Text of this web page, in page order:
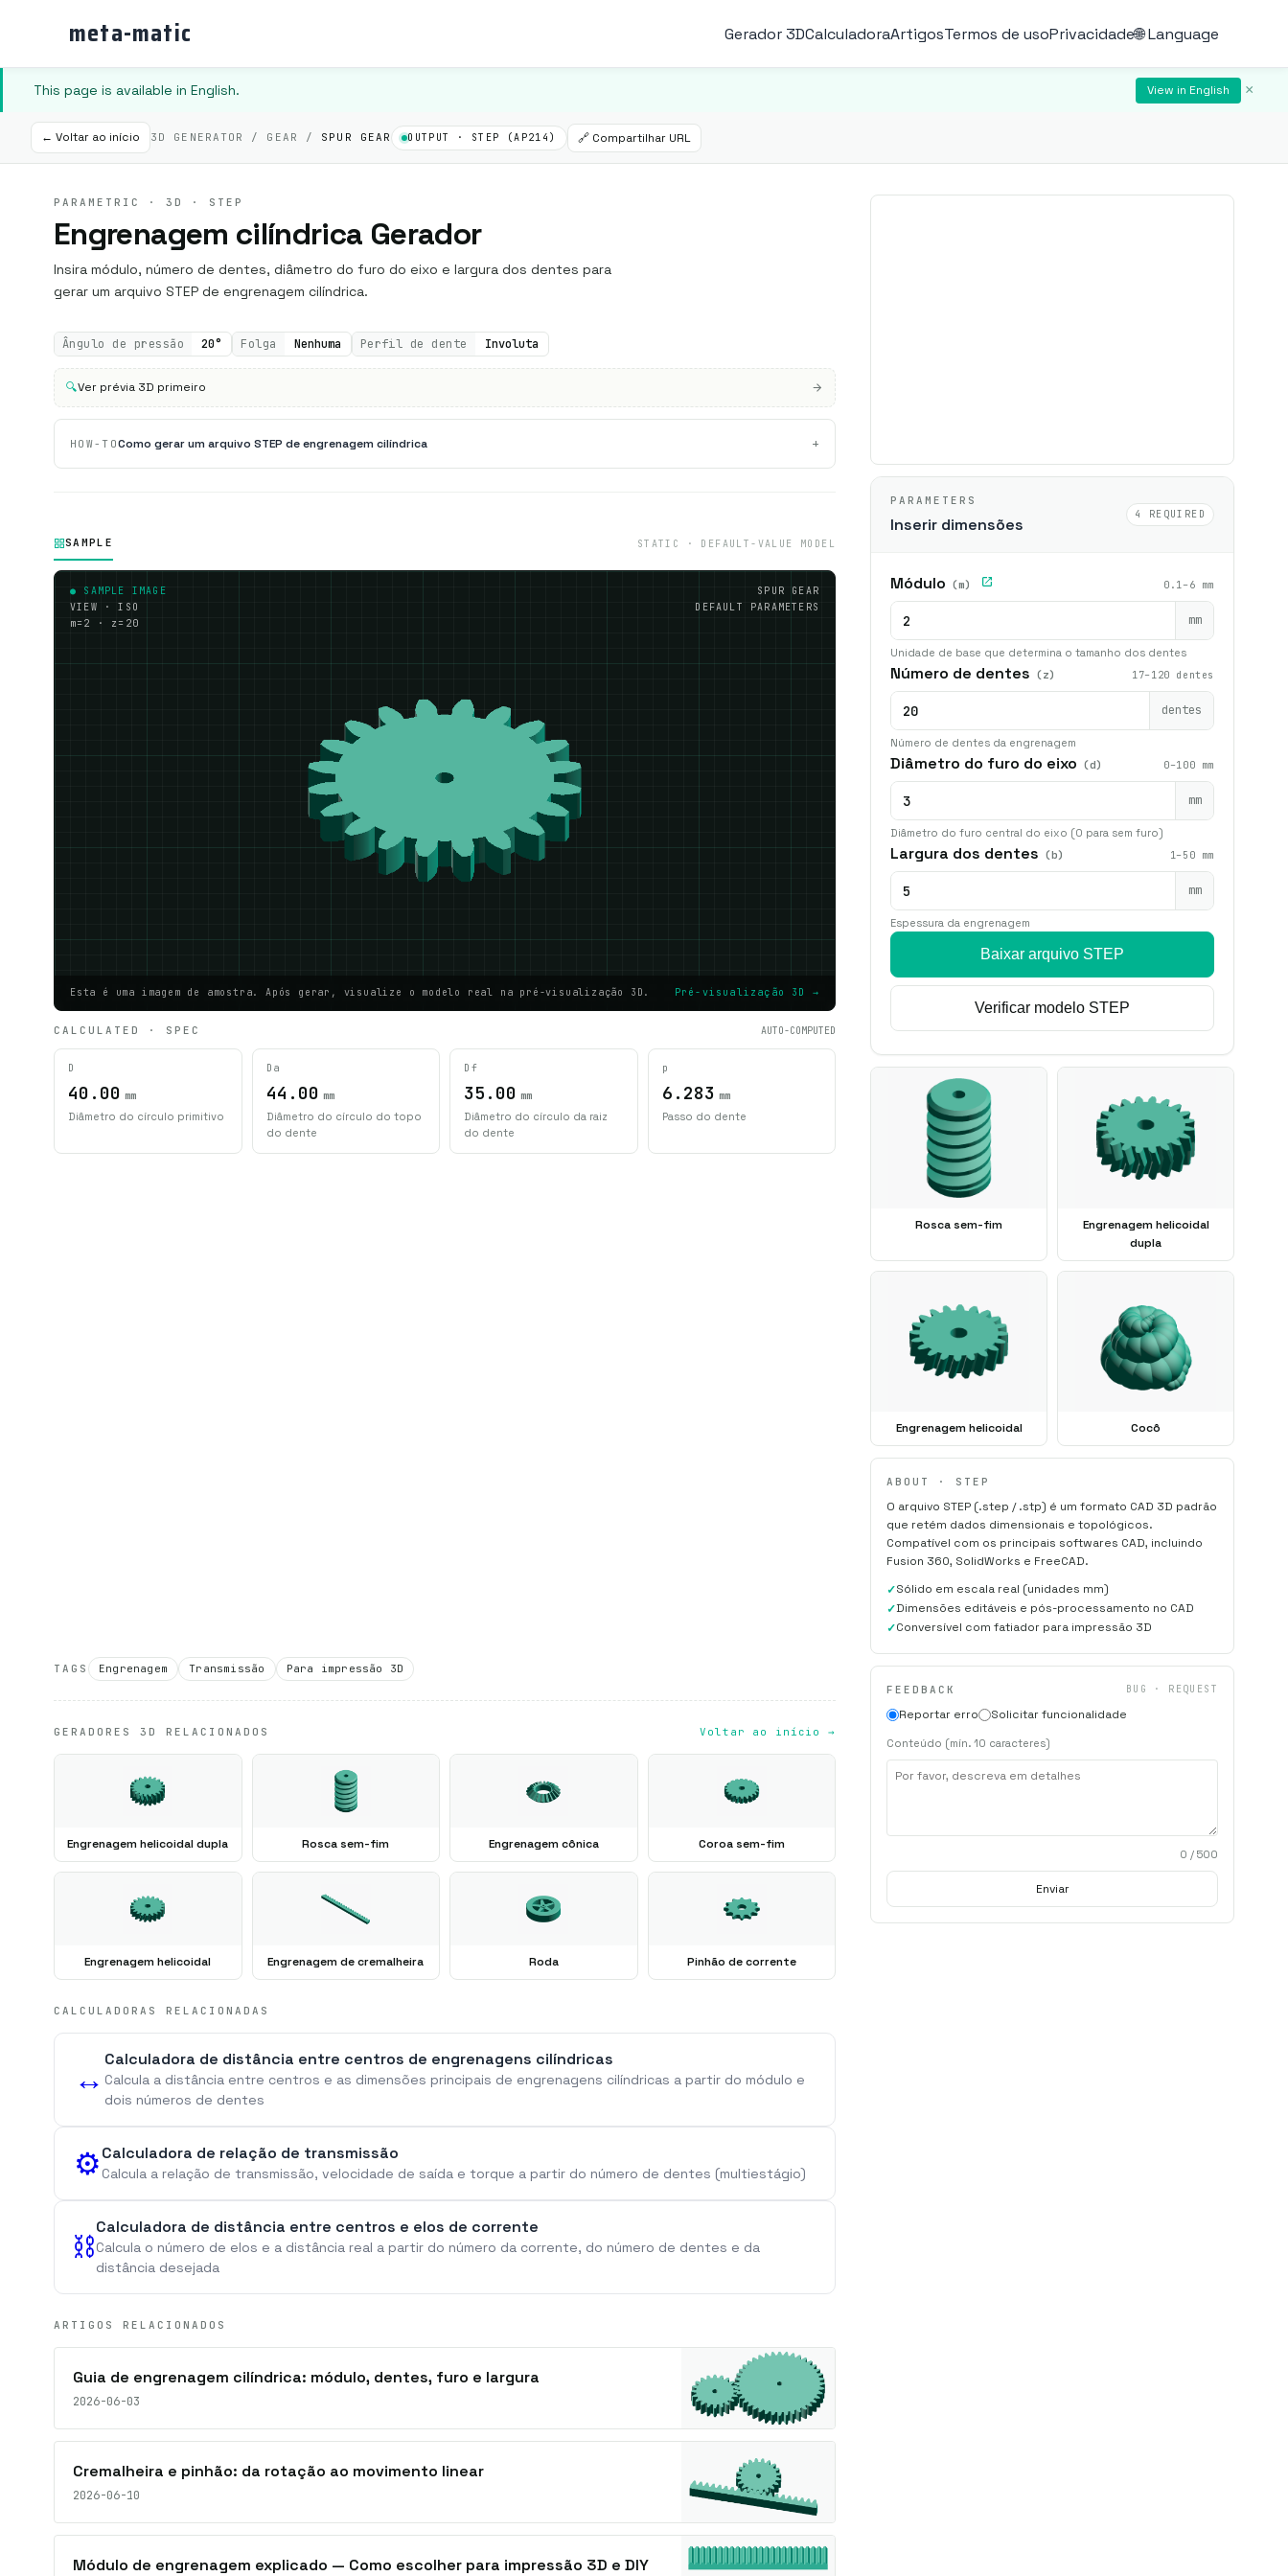
meta-matic Gerador 3DCalculadoraArtigosTermos de usoPrivacidade🌐 Language
This page is available in English. View in English ×
← Voltar ao início 3D GENERATOR / GEAR / SPUR GEAR OUTPUT · STEP (AP214) 🔗 Compartilhar URL
PARAMETRIC · 3D · STEP
Engrenagem cilíndrica Gerador
Insira módulo, número de dentes, diâmetro do furo do eixo e largura dos dentes para
gerar um arquivo STEP de engrenagem cilíndrica.
Ângulo de pressão 20° Folga Nenhuma Perfil de dente Involuta
🔍Ver prévia 3D primeiro
HOW-TOComo gerar um arquivo STEP de engrenagem cilíndrica +
SAMPLE STATIC · DEFAULT-VALUE MODEL
● SAMPLE IMAGE
VIEW · ISO
m=2 · z=20
SPUR GEAR
DEFAULT PARAMETERS
SAMPLE · ⌀ 44 mm · b 5
Esta é uma imagem de amostra. Após gerar, visualize o modelo real na pré-visualização 3D. Pré-visualização 3D →
CALCULATED · SPEC AUTO-COMPUTED
D
40.00 mm
Diâmetro do círculo primitivo
Da
44.00 mm
Diâmetro do círculo do topo
do dente
Df
35.00 mm
Diâmetro do círculo da raiz
do dente
p
6.283 mm
Passo do dente
TAGS Engrenagem Transmissão Para impressão 3D
GERADORES 3D RELACIONADOS Voltar ao início →
Engrenagem helicoidal dupla Rosca sem-fim Engrenagem cônica Coroa sem-fim
Engrenagem helicoidal Engrenagem de cremalheira Roda Pinhão de corrente
CALCULADORAS RELACIONADAS
↔️
Calculadora de distância entre centros de engrenagens cilíndricas
Calcula a distância entre centros e as dimensões principais de engrenagens cilíndricas a partir do módulo e
dois números de dentes
⚙️Calculadora de relação de transmissão
Calcula a relação de transmissão, velocidade de saída e torque a partir do número de dentes (multiestágio)
⛓️
Calculadora de distância entre centros e elos de corrente
Calcula o número de elos e a distância real a partir do número da corrente, do número de dentes e da
distância desejada
ARTIGOS RELACIONADOS
Guia de engrenagem cilíndrica: módulo, dentes, furo e largura
2026-06-03
Cremalheira e pinhão: da rotação ao movimento linear
2026-06-10
Módulo de engrenagem explicado — Como escolher para impressão 3D e DIY
PARAMETERS
Inserir dimensões
4 REQUIRED
Módulo (m) 0.1–6 mm
mm
Unidade de base que determina o tamanho dos dentes
Número de dentes (z) 17–120 dentes
dentes
Número de dentes da engrenagem
Diâmetro do furo do eixo (d) 0–100 mm
mm
Diâmetro do furo central do eixo (0 para sem furo)
Largura dos dentes (b) 1–50 mm
mm
Espessura da engrenagem
Baixar arquivo STEP
Verificar modelo STEP
Rosca sem-fim
Engrenagem helicoidal
dupla
Engrenagem helicoidal Cocô
ABOUT · STEP
O arquivo STEP (.step / .stp) é um formato CAD 3D padrão
que retém dados dimensionais e topológicos.
Compatível com os principais softwares CAD, incluindo
Fusion 360, SolidWorks e FreeCAD.
Sólido em escala real (unidades mm)
Dimensões editáveis e pós-processamento no CAD
Conversível com fatiador para impressão 3D
FEEDBACK BUG · REQUEST
Reportar erro Solicitar funcionalidade
Conteúdo (mín. 10 caracteres)
0 / 500
Enviar